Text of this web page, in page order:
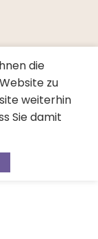
die
zu
weiterhin
Sie damit